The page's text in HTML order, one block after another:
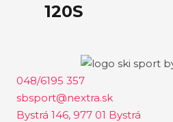
120S
048/6195 357
sbsport@nextra.sk
Bystrá 146, 977 01 Bystrá